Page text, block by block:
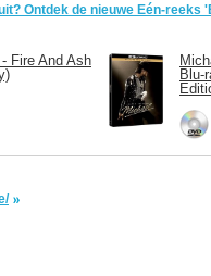
Ontdek de nieuwe Eén-reeks
Fire And Ash
Blu-